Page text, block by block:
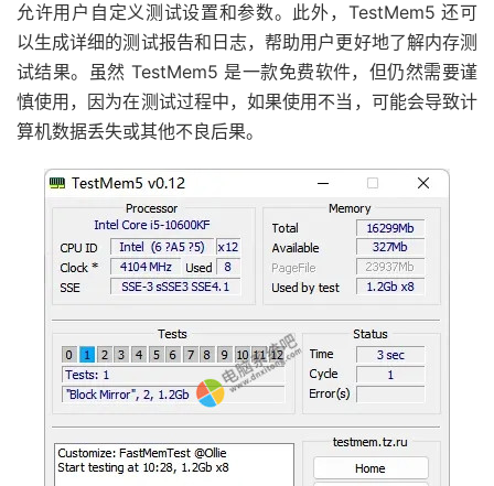
允许用户自定义测试设置和参数。此外，TestMem5 还可
以生成详细的测试报告和日志，帮助用户更好地了解内存测
试结果。虽然 TestMem5 是一款免费软件，但仍然需要谨
慎使用，因为在测试过程中，如果使用不当，可能会导致计
算机数据丢失或其他不良后果。